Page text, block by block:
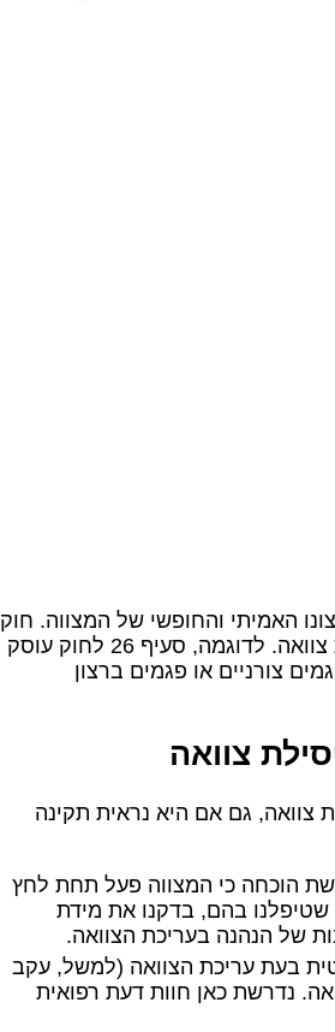
האמיתי והחופשי של המצווה. חוק
הירושה, תשכ"ה-1965, מפרט מספר עילות המצדיקות פסילת צוואה. לדוגמה, סעיף 26 לחוק עוסק
צורניים או פגמים ברצון
צוואה
צוואה, גם אם היא נראית תקינה
הוכחה כי המצווה פעל תחת לחץ
בהם, בדקנו את מידת
של הנהנה בעריכת הצוואה.
בעת עריכת הצוואה (למשל, עקב
נדרשת כאן חוות דעת רפואית